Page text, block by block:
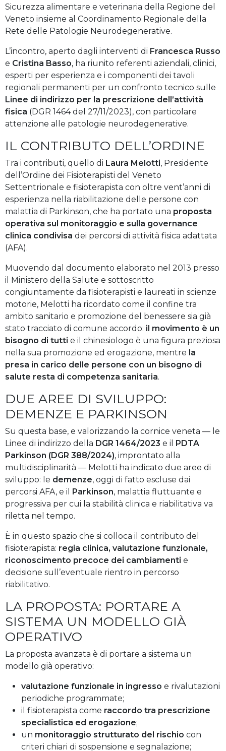
Sicurezza alimentare e veterinaria della Regione del
Veneto insieme al Coordinamento Regionale della
Rete delle Patologie Neurodegenerative.
L’incontro, aperto dagli interventi di Francesca Russo
e Cristina Basso, ha riunito referenti aziendali, clinici,
esperti per esperienza e i componenti dei tavoli
regionali permanenti per un confronto tecnico sulle
Linee di indirizzo per la prescrizione dell’attività
fisica (DGR 1464 del 27/11/2023), con particolare
attenzione alle patologie neurodegenerative.
IL CONTRIBUTO DELL’ORDINE
Tra i contributi, quello di Laura Melotti, Presidente
dell’Ordine dei Fisioterapisti del Veneto
Settentrionale e fisioterapista con oltre vent’anni di
esperienza nella riabilitazione delle persone con
malattia di Parkinson, che ha portato una proposta
operativa sul monitoraggio e sulla governance
clinica condivisa dei percorsi di attività fisica adattata
(AFA).
Muovendo dal documento elaborato nel 2013 presso
il Ministero della Salute e sottoscritto
congiuntamente da fisioterapisti e laureati in scienze
motorie, Melotti ha ricordato come il confine tra
ambito sanitario e promozione del benessere sia già
stato tracciato di comune accordo: il movimento è un
bisogno di tutti e il chinesiologo è una figura preziosa
nella sua promozione ed erogazione, mentre la
presa in carico delle persone con un bisogno di
salute resta di competenza sanitaria.
DUE AREE DI SVILUPPO:
DEMENZE E PARKINSON
Su questa base, e valorizzando la cornice veneta — le
Linee di indirizzo della DGR 1464/2023 e il PDTA
Parkinson (DGR 388/2024), improntato alla
multidisciplinarità — Melotti ha indicato due aree di
sviluppo: le demenze, oggi di fatto escluse dai
percorsi AFA, e il Parkinson, malattia fluttuante e
progressiva per cui la stabilità clinica e riabilitativa va
riletta nel tempo.
È in questo spazio che si colloca il contributo del
fisioterapista: regia clinica, valutazione funzionale,
riconoscimento precoce dei cambiamenti e
decisione sull’eventuale rientro in percorso
riabilitativo.
LA PROPOSTA: PORTARE A
SISTEMA UN MODELLO GIÀ
OPERATIVO
La proposta avanzata è di portare a sistema un
modello già operativo:
valutazione funzionale in ingresso e rivalutazioni
periodiche programmate;
il fisioterapista come raccordo tra prescrizione
specialistica ed erogazione;
un monitoraggio strutturato del rischio con
criteri chiari di sospensione e segnalazione;